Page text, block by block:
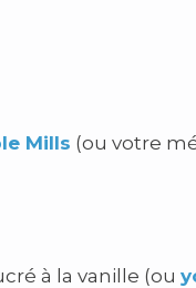
Mills (ou votre
à la vanille (ou